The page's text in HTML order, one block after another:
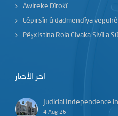
Awireke Dîrokî
Lêpirsîn û dadmendîya
Pêşxistina Rola Civaka Sivîl a
آخر الأخبار
Judicial Independence
4 Aug 26